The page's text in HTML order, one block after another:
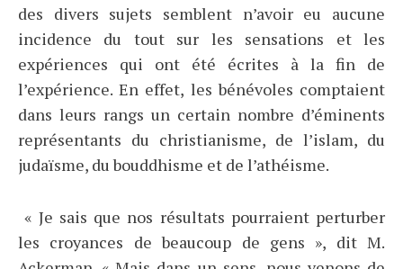
des divers sujets semblent n’avoir eu aucune
incidence du tout sur les sensations et les
expériences qui ont été écrites à la fin de
l’expérience. En effet, les bénévoles comptaient
dans leurs rangs un certain nombre d’éminents
représentants du christianisme, de l’islam, du
judaïsme, du bouddhisme et de l’athéisme.
« Je sais que nos résultats pourraient perturber
les croyances de beaucoup de gens », dit M.